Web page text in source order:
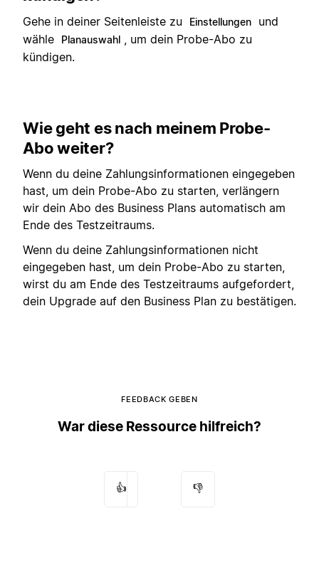
Gehe in deiner Seitenleiste zu Einstellungen
und
wähle
Planauswahl
, um dein Probe-Abo zu
kündigen.
Wie geht es nach meinem Probe-
Abo weiter?
Wenn du deine Zahlungsinformationen eingegeben
hast, um dein Probe-Abo zu starten, verlängern
wir dein Abo des Business Plans automatisch am
Ende des Testzeitraums.
Wenn du deine Zahlungsinformationen nicht
eingegeben hast, um dein Probe-Abo zu starten,
wirst du am Ende des Testzeitraums aufgefordert,
dein Upgrade auf den Business Plan zu bestätigen.
FEEDBACK GEBEN
War diese Ressource hilfreich?
👍 👎